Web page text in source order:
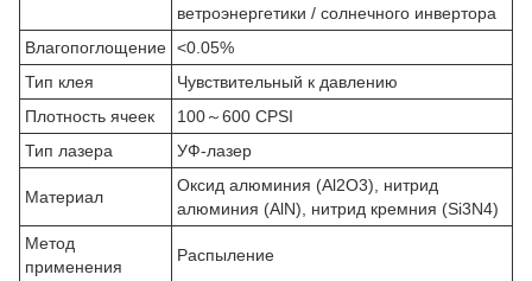
ветроэнергетики / солнечного инвертора
Влагопоглощение <0.05%
Тип клея
Чувствительный к давлению
Плотность ячеек
100～600 CPSI
Тип лазера
УФ-лазер
Материал
Оксид алюминия (Al2O3), нитрид
алюминия (AlN), нитрид кремния (Si3N4)
Метод
применения
Распыление